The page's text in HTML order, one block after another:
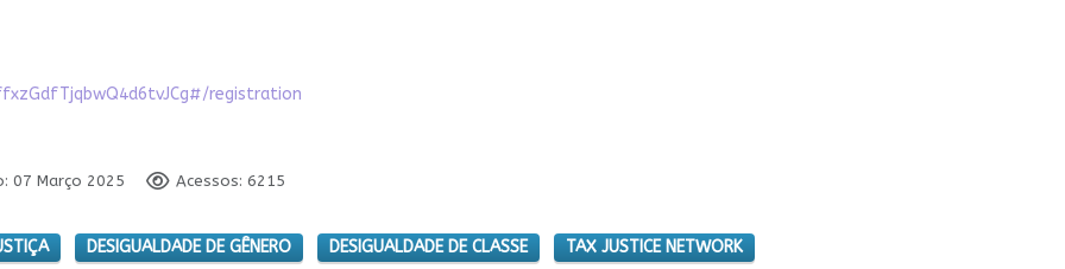
registration
07 Março 2025 Acessos: 6215
DESIGUALDADE DE GÊNERO DESIGUALDADE DE CLASSE TAX JUSTICE NETWORK